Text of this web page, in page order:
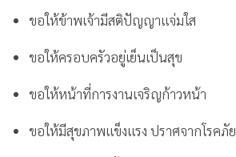
ขอให้ข้าพเจ้ามีสติปัญญาแจ่มใส
ขอให้ครอบครัวอยู่เย็นเป็นสุข
ขอให้หน้าที่การงานเจริญก้าวหน้า
ขอให้มีสุขภาพแข็งแรง ปราศจากโรคภัย